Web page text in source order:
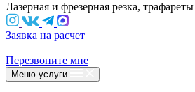
Лазерная и фрезерная резка, трафареты
Заявка на расчет
Перезвоните мне
Меню услуги